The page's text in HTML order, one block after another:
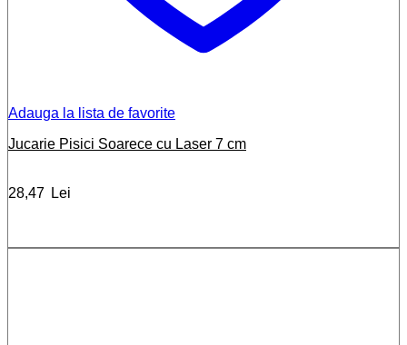
Adauga la lista de favorite
Jucarie Pisici Soarece cu Laser 7 cm
28,47 Lei